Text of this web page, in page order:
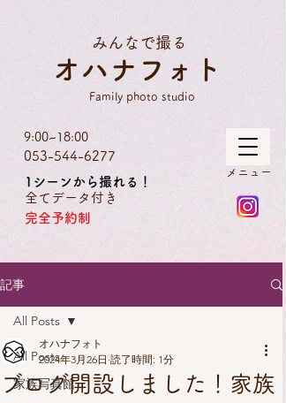
​メニュー
Family photo studio
9:00~18:00
完全予約制
1シーンから撮れる！
053-544-6277
全てデータ付き
オハナフォト
みんなで撮る
記事
All Posts
家族写真館
All Posts
ブログ開設しました！家族
オハナフォト
2024年3月26日 読了時間: 1分